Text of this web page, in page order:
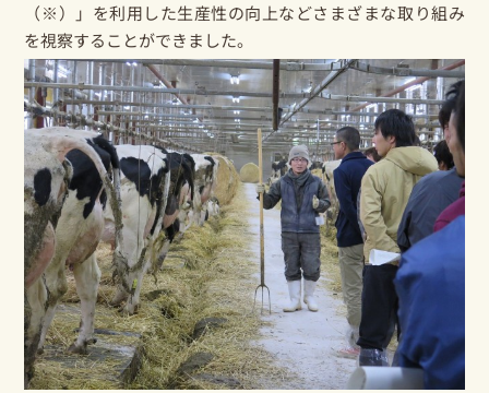
（※）」を利用した生産性の向上などさまざまな取り組み
を視察することができました。